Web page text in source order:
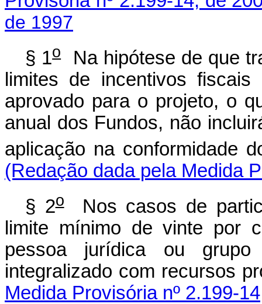
de 1997
§ 1oNa hipótese de que
limites de incentivos
aprovado para o projeto, o
anual dos Fundos, não
aplicação na conformidade
(Redação dada pela Medida
§ 2oNos casos de
limite mínimo de vinte por
pessoa jurídica ou
integralizado com recursos
Medida Provisória nº 2.199-